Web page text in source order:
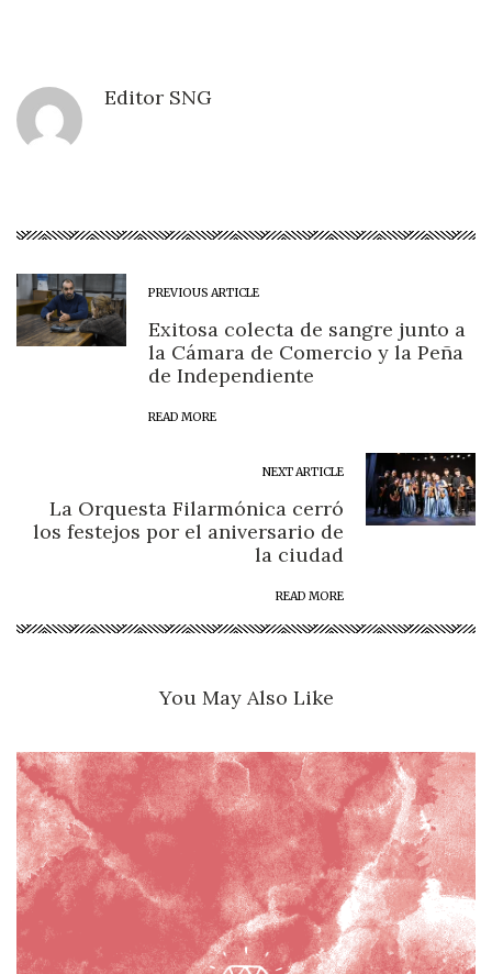
Editor SNG
PREVIOUS ARTICLE
Exitosa colecta de sangre junto a
la Cámara de Comercio y la Peña
de Independiente
READ MORE
NEXT ARTICLE
La Orquesta Filarmónica cerró
los festejos por el aniversario de
la ciudad
READ MORE
You May Also Like